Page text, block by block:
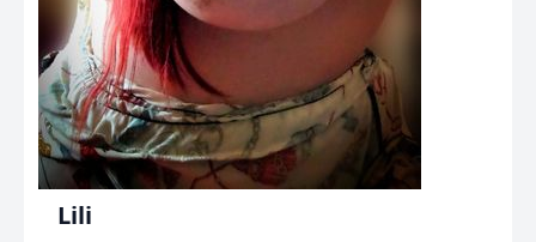
Lili